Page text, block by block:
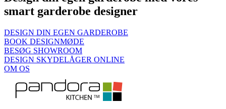
smart garderobe designer
DESIGN DIN EGEN GARDEROBE
BOOK DESIGNMØDE
BESØG SHOWROOM
DESIGN SKYDELÅGER ONLINE
OM OS